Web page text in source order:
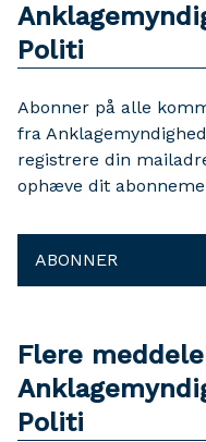
Politi
Abonner på alle
fra
registrere din
ophæve dit
ABONNER
Flere
Politi